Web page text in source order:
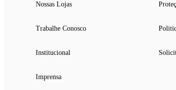
Nossas Lojas
Trabalhe Conosco
Institucional
Imprensa